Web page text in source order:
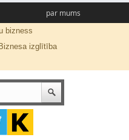
par mums
bizness
Biznesa izglītība